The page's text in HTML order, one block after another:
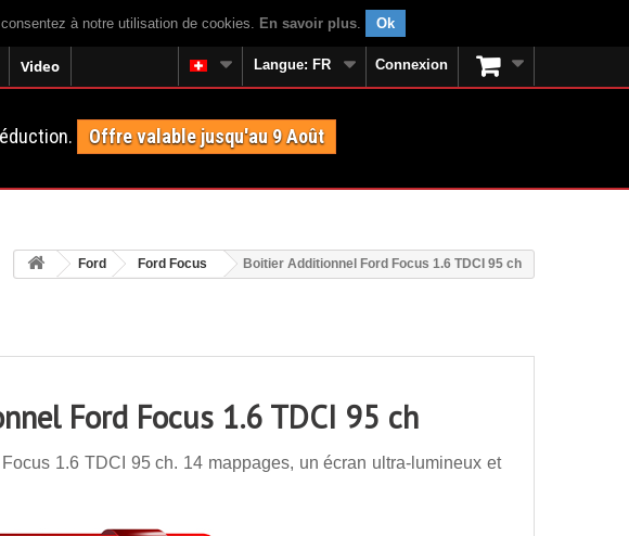
à notre utilisation de cookies. En savoir plus. Ok
Video Connexion
Langue: FR
Offre valable jusqu'au 9 Août
Ford Ford Focus Boitier Additionnel Ford Focus 1.6 TDCI 95 ch
Ford Focus 1.6 TDCI 95 ch
1.6 TDCI 95 ch. 14 mappages, un écran ultra-lumineux et